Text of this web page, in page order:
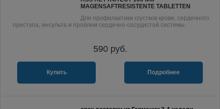
MAGENSAFTRESISTENTE TABLETTEN
Для профилактики сгустков крови, сердечного
приступа, инсульта и проблем сердечно-сосудистой системы.
590руб.
Купить Подробнее